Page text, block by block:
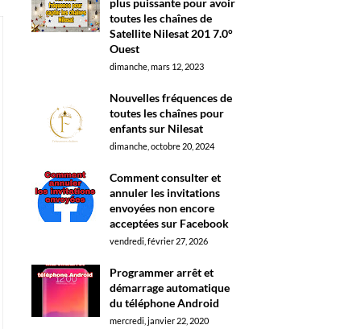
plus puissante pour avoir
toutes les chaînes de
Satellite Nilesat 201 7.0°
Ouest
dimanche, mars 12, 2023
Nouvelles fréquences de
toutes les chaînes pour
enfants sur Nilesat
dimanche, octobre 20, 2024
Comment consulter et
annuler les invitations
envoyées non encore
acceptées sur Facebook
vendredi, février 27, 2026
Programmer arrêt et
démarrage automatique
du téléphone Android
mercredi, janvier 22, 2020